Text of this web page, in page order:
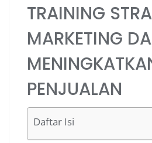
TRAINING
MARKETING
PENJUALAN
Daftar Isi